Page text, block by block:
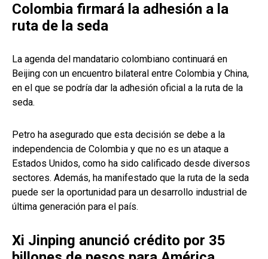
Colombia firmará la adhesión a la
ruta de la seda
La agenda del mandatario colombiano continuará en
Beijing con un encuentro bilateral entre Colombia y China,
en el que se podría dar la adhesión oficial a la ruta de la
seda.
Petro ha asegurado que esta decisión se debe a la
independencia de Colombia y que no es un ataque a
Estados Unidos, como ha sido calificado desde diversos
sectores. Además, ha manifestado que la ruta de la seda
puede ser la oportunidad para un desarrollo industrial de
última generación para el país.
Xi Jinping anunció crédito por 35